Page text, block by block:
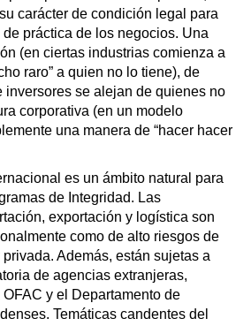
carácter de condición legal para
práctica de los negocios. Una
(en ciertas industrias comienza a
raro” a quien no lo tiene), de
inversores se alejan de quienes no
corporativa (en un modelo
una manera de “hacer hacer
es un ámbito natural para
de Integridad. Las
exportación y logística son
como de alto riesgos de
Además, están sujetas a
de agencias extranjeras,
y el Departamento de
Temáticas candentes del